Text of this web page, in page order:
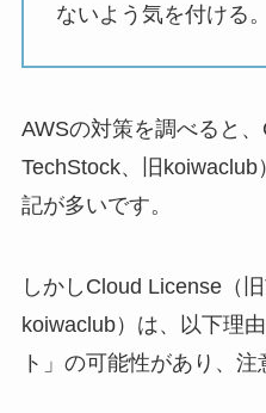
ないよう気を付ける。
AWSの対策を調べると
TechStock、旧
記が多いです。
しかしCloud License（
koiwaclub）は、以下理
ト」の可能性があり、注